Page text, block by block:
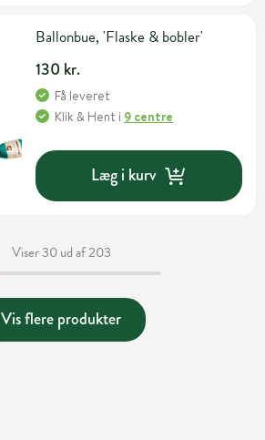
Ballonbue, 'Flaske & bobler'
130 kr.
Få leveret
Klik & Hent i 9 centre
Læg i kurv
Viser 30 ud af 203
Vis flere produkter